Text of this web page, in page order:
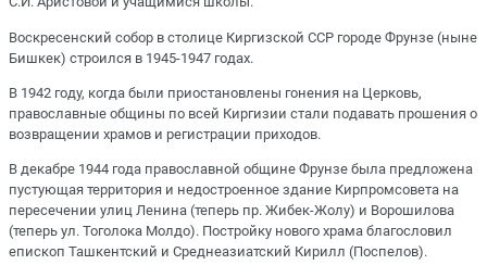
Воскресенский собор в столице Киргизской ССР городе Фрунзе (ныне
Бишкек) строился в 1945-1947 годах.
В 1942 году, когда были приостановлены гонения на Церковь,
православные общины по всей Киргизии стали подавать прошения о
возвращении храмов и регистрации приходов.
В декабре 1944 года православной общине Фрунзе была предложена
пустующая территория и недостроенное здание Кирпромсовета на
пересечении улиц Ленина (теперь пр. Жибек-Жолу) и Ворошилова
(теперь ул. Тоголока Молдо). Постройку нового храма благословил
епископ Ташкентский и Среднеазиатский Кирилл (Поспелов).